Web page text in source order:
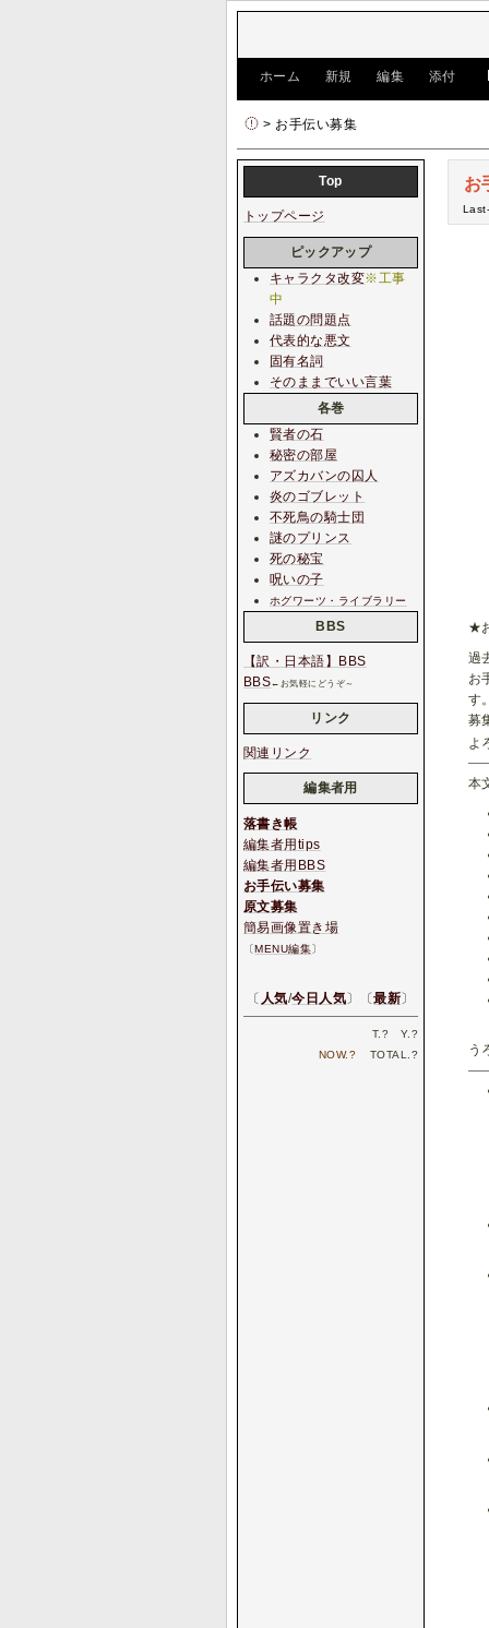
ホーム 新規 編集 添付
> お手伝い募集
お
★
過
お
す。
募
よ
本
う
Top
トップページ
ピックアップ
キャラクタ改変※工事
中
話題の問題点
代表的な悪文
固有名詞
そのままでいい言葉
各巻
賢者の石
秘密の部屋
アズカバンの囚人
炎のゴブレット
不死鳥の騎士団
謎のプリンス
死の秘宝
呪いの子
ホグワーツ・ライブラリー
BBS
【訳・日本語】BBS
BBS←お気軽にどうぞ～
リンク
関連リンク
編集者用
落書き帳
編集者用tips
編集者用BBS
お手伝い募集
原文募集
簡易画像置き場
〔MENU編集〕
〔 人気/今日人気〕〔最新〕
T. ? Y. ?
NOW.? TOTAL. ?